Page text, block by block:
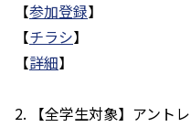
【参加登録】
【チラシ】
【詳細】
2. 【全学生対象】アント